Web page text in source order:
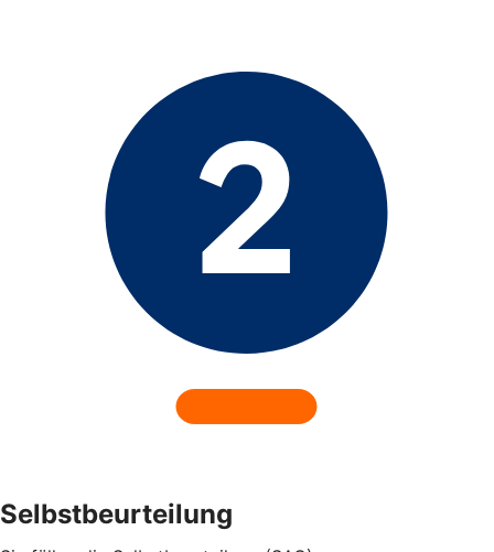
Selbstbeurteilung